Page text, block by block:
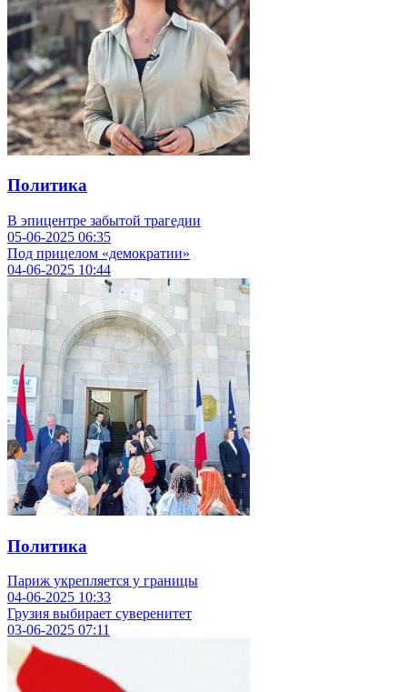
Политика
В эпицентре забытой трагедии
05-06-2025 06:35
Под прицелом «демократии»
04-06-2025 10:44
Политика
Париж укрепляется у границы
04-06-2025 10:33
Грузия выбирает суверенитет
03-06-2025 07:11